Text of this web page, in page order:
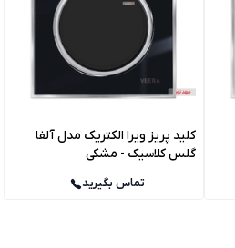
کلید پریز ویرا الکتریک مدل آلفا
گلس کلاسیک - مشکی
تماس بگیرید